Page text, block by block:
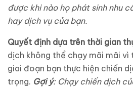
được khi nào họ phát sinh nhu
hay dịch vụ của bạn.
Quyết định dựa trên thời gian
dịch không thể chạy mãi mãi vì
giai đoạn bạn thực hiện chiến
trọng. Gợi ý: Chạy chiến dịch